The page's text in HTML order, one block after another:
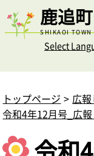
鹿追町
SHIKAOI TOWN
Select
トップページ 広
令和4年12月号_広